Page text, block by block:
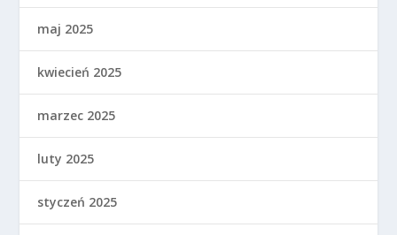
maj 2025
kwiecień 2025
marzec 2025
luty 2025
styczeń 2025